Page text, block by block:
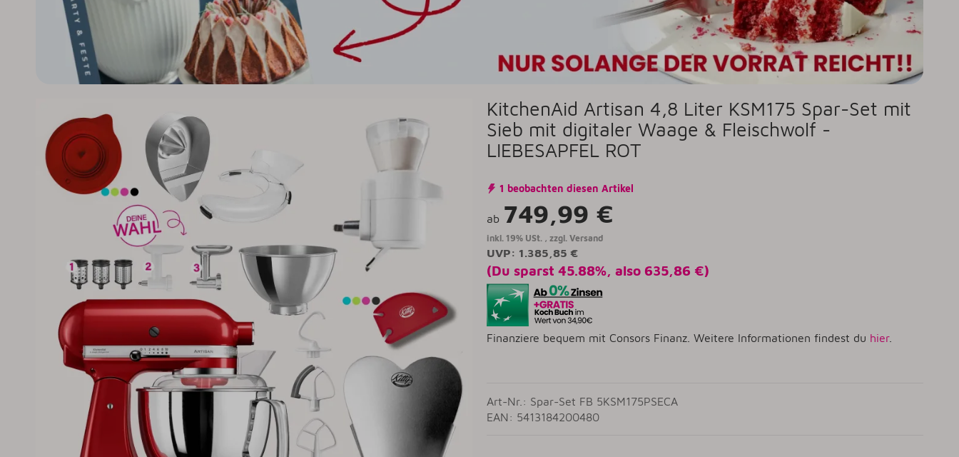
KitchenAid Artisan 4,8 Liter KSM175 Spar-Set mit
Sieb mit digitaler Waage & Fleischwolf -
LIEBESAPFEL ROT
1 beobachten diesen Artikel
ab 749,99 €
inkl. 19% USt. , zzgl. Versand
UVP: 1.385,85 €
(Du sparst 45.88%, also 635,86 €)
Finanziere bequem mit Consors Finanz. Weitere Informationen findest du hier.
Art-Nr.: Spar-Set FB 5KSM175PSECA
EAN: 5413184200480